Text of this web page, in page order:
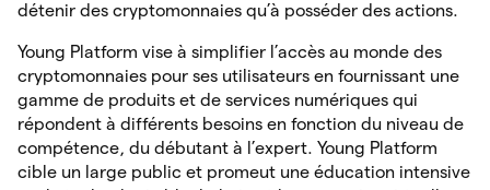
détenir des cryptomonnaies qu’à posséder des actions.
Young Platform vise à simplifier l’accès au monde des
cryptomonnaies pour ses utilisateurs en fournissant une
gamme de produits et de services numériques qui
répondent à différents besoins en fonction du niveau de
compétence, du débutant à l’expert. Young Platform
cible un large public et promeut une éducation intensive